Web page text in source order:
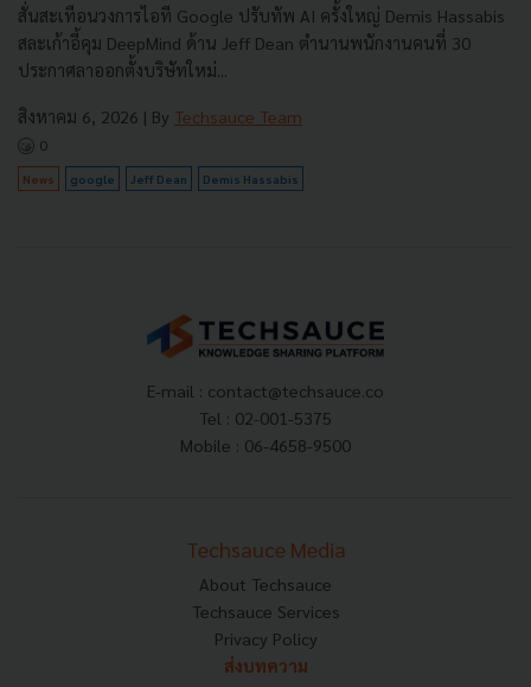
สั่นสะเทือนวงการไอที Google ปรับทัพ AI ครั้งใหญ่ Demis Hassabis
สละเก้าอี้คุม DeepMind ด้าน Jeff Dean ตำนานพนักงานคนที่ 30
ประกาศลาออกตั้งบริษัทใหม่...
สิงหาคม 6, 2026 | By Techsauce Team
0
News google Jeff Dean Demis Hassabis
E-mail : contact@techsauce.co
Tel : 02-001-5375
Mobile : 06-4658-9500
Techsauce Media
About Techsauce
Techsauce Services
Privacy Policy
ส่งบทความ